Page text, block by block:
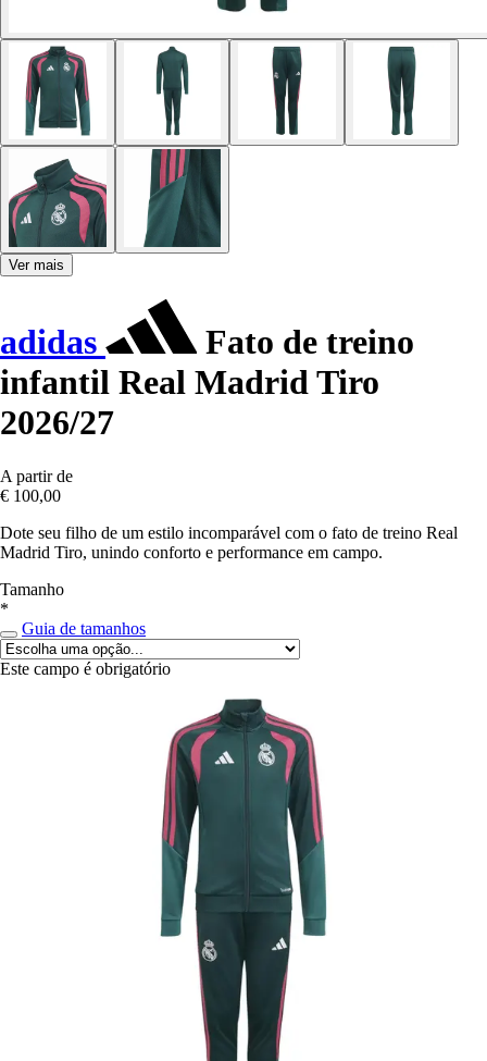
Ver mais
adidas
Fato de treino
infantil Real Madrid Tiro
2026/27
A partir de
€ 100,00
Dote seu filho de um estilo incomparável com o fato de treino Real
Madrid Tiro, unindo conforto e performance em campo.
Tamanho
*
Guia de tamanhos
Este campo é obrigatório